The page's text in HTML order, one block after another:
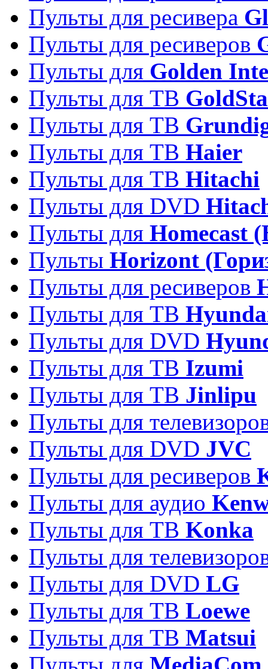
Пульты для ресивера
Пульты для ресиверов
Пульты для Golden
Пульты для ТВ
Пульты для ТВ
Пульты для ТВ Haier
Пульты для ТВ Hitachi
Пульты для DVD
Пульты для Homecast
Пульты Horizont
Пульты для ресиверов
Пульты для ТВ
Пульты для DVD
Пульты для ТВ Izumi
Пульты для ТВ Jinlipu
Пульты для
Пульты для DVD JVC
Пульты для ресиверов
Пульты для аудио
Пульты для ТВ Konka
Пульты для
Пульты для DVD LG
Пульты для ТВ Loewe
Пульты для ТВ Matsui